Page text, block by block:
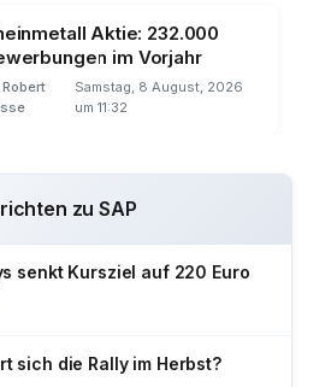
Aktie: 232.000
im Vorjahr
Robert
Samstag, 8 August, 2026
um 11:32
zu SAP
senkt Kursziel auf 220 Euro
sich die Rally im Herbst?